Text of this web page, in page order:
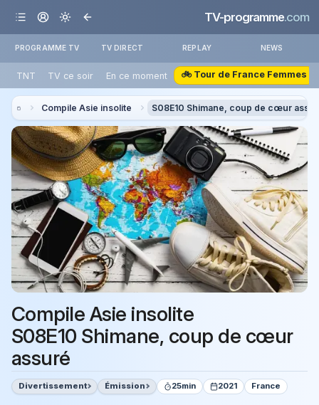
TV-programme.com
PROGRAMME TV TV DIRECT REPLAY NEWS
TNT TV ce soir En ce moment 🚲 Tour de France Femmes
Compile Asie insolite S08E10 Shimane, coup de cœur
Compile Asie insolite
S08E10 Shimane, coup de cœur
assuré
Divertissement Émission 25min 2021 France